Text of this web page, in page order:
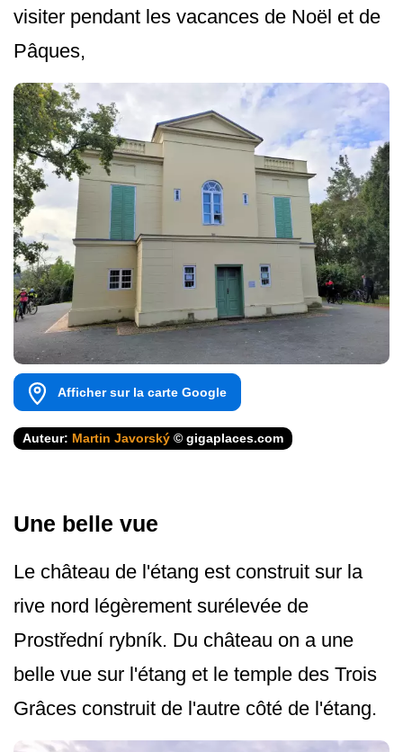
visiter pendant les vacances de Noël et de
Pâques,
Afficher sur la carte Google
Auteur: Martin Javorský © gigaplaces.com
Une belle vue
Le château de l'étang est construit sur la
rive nord légèrement surélevée de
Prostřední rybník. Du château on a une
belle vue sur l'étang et le temple des Trois
Grâces construit de l'autre côté de l'étang.